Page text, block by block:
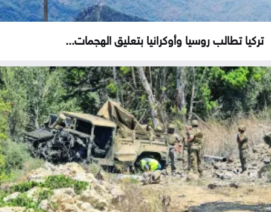
تركيا تطالب روسيا وأوكرانيا بتعليق الهجمات...